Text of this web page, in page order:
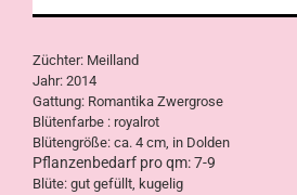
Züchter: Meilland
Jahr: 2014
Gattung: Romantika Zwergrose
Blütenfarbe : royalrot
Blütengröße: ca. 4 cm, in Dolden
Pflanzenbedarf pro qm: 7-9
Blüte: gut gefüllt, kugelig